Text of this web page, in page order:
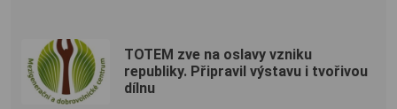
TOTEM zve na oslavy vzniku
republiky. Připravil výstavu i tvořivou
dílnu